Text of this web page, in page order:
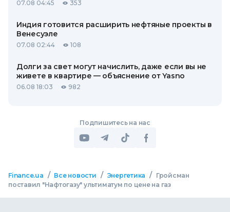
07.08 04:45 353
Индия готовится расширить нефтяные проекты в
Венесуэле
07.08 02:44 108
Долги за свет могут начислить, даже если вы не
живете в квартире — объяснение от Yasno
06.08 18:03 982
Подпишитесь на нас
Finance.ua / Все новости / Энергетика /
Гройсман
поставил "Нафтогазу" ультиматум по цене на газ